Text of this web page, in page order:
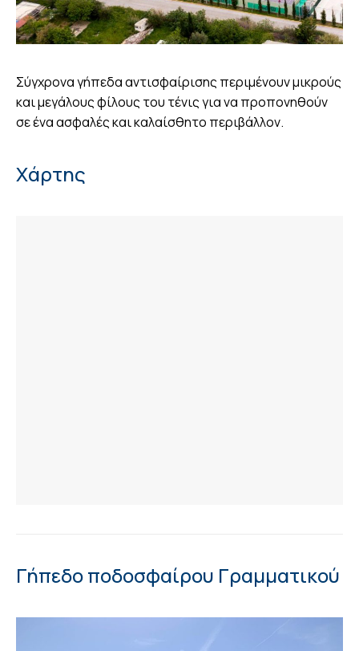
Σύγχρονα γήπεδα αντισφαίρισης περιμένουν μικρούς
και μεγάλους φίλους του τένις για να προπονηθούν
σε ένα ασφαλές και καλαίσθητο περιβάλλον.
Χάρτης
Γήπεδο ποδοσφαίρου Γραμματικού